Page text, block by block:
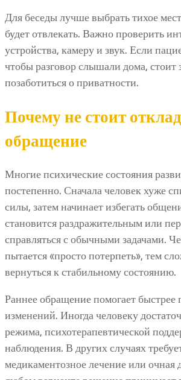
Для беседы лучше выбрать тихое
будет отвлекать. Важно проверить
устройства, камеру и звук. Если
чтобы разговор слышали дома, стоит
позаботиться о приватности.
Почему не стоит
обращение
Многие психические состояния
постепенно. Сначала человек хуже
силы, затем начинает избегать
становится раздражительным или
справляться с обычными задачами.
пытается «просто потерпеть», тем
вернуться к стабильному состоянию.
Раннее обращение помогает быстрее
изменений. Иногда человеку
режима, психотерапевтической
наблюдения. В других случаях
медикаментозное лечение или очная